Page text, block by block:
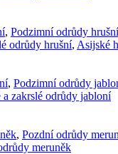
, Podzimní odrůdy hrušní
odrůdy hrušní, Asijské
, Podzimní odrůdy
a zakrslé odrůdy jabloní
, Pozdní odrůdy
meruněk